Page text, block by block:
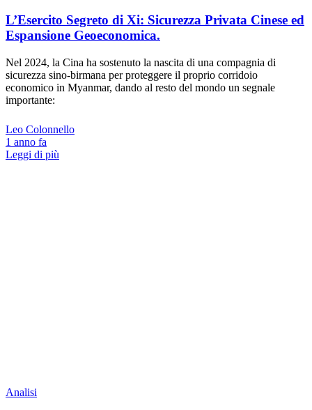
L’Esercito Segreto di Xi: Sicurezza Privata Cinese ed
Espansione Geoeconomica.
Nel 2024, la Cina ha sostenuto la nascita di una compagnia di
sicurezza sino-birmana per proteggere il proprio corridoio
economico in Myanmar, dando al resto del mondo un segnale
importante:
Leo Colonnello
1 anno fa
Leggi di più
Analisi